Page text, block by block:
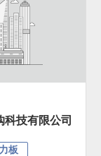
技有限公司
板